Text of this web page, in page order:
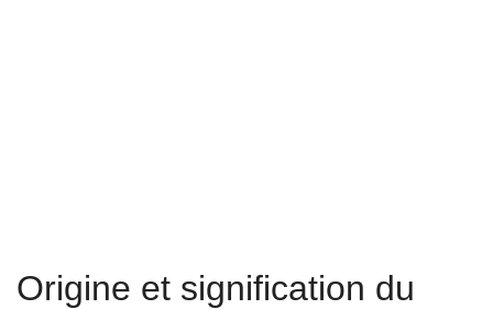
Origine et signification du